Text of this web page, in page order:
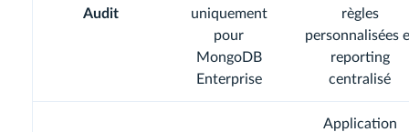
Audit
uniquement
pour
MongoDB
Enterprise
règles
personnalisées
reporting
centralisé
Application